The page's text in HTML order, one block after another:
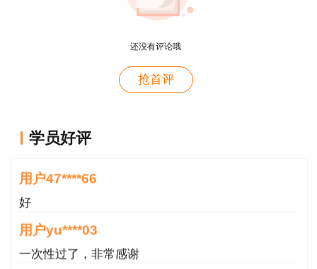
格人员。资格复核人员名单见附件。
五、线上复核流程及要求
（一）线上提交材料。资格复核人员请于
复核+姓名”。
1.学历、学位证书。
2.专业技术资格证书或职称证书。
3.《资格考试报名表》。此表登录报名平台打
还没有评论哦
抢首评
学员好评
用户47****66
用户47****66
好
用户yu****03
一次性过了，非常感谢